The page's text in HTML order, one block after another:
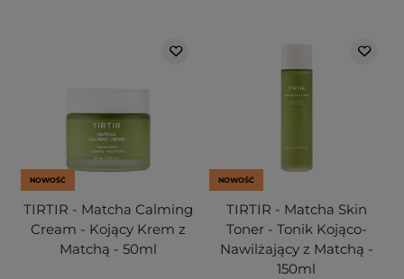
NOWOŚĆ
TIRTIR - Matcha Calming
Cream - Kojący Krem z
Matchą - 50ml
NOWOŚĆ
TIRTIR - Matcha Skin
Toner - Tonik Kojąco-
Nawilżający z Matchą -
150ml